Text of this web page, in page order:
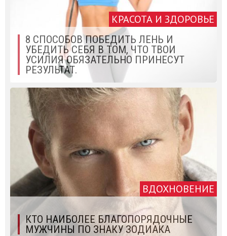
КРАСОТА И ЗДОРОВЬЕ
8 СПОСОБОВ ПОБЕДИТЬ ЛЕНЬ И
УБЕДИТЬ СЕБЯ В ТОМ, ЧТО ТВОИ
УСИЛИЯ ОБЯЗАТЕЛЬНО ПРИНЕСУТ
РЕЗУЛЬТАТ.
ВДОХНОВЕНИЕ
КТО НАИБОЛЕЕ БЛАГОПОРЯДОЧНЫЕ
МУЖЧИНЫ ПО ЗНАКУ ЗОДИАКА